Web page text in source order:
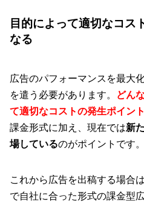
目的によって適切なコス
なる
広告のパフォーマンスを最大
を遣う必要があります。
どん
て適切なコストの発生ポイン
課金形式に加え、現在では新
場しているのがポイントです。
これから広告を出稿する場合
で自社に合った形式の課金型